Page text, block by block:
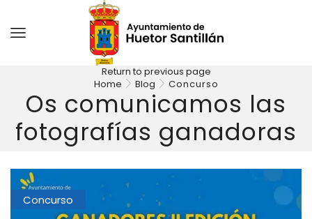
Return to previous page
Home
Blog Concurso
Os comunicamos las
fotografías ganadoras
Concurso